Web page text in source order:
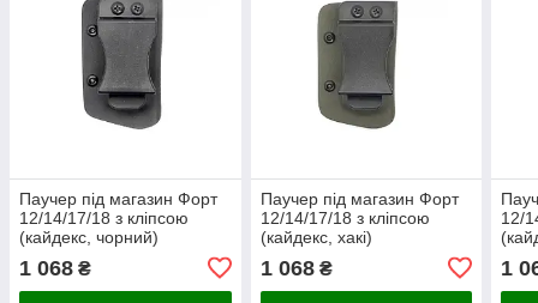
Паучер під магазин Форт
12/14/17/18 з кліпсою
(кайдекс, чорний)
1 068 ₴
Паучер під магазин Форт
12/14/17/18 з кліпсою
(кайдекс, хакі)
1 068₴
12/
1